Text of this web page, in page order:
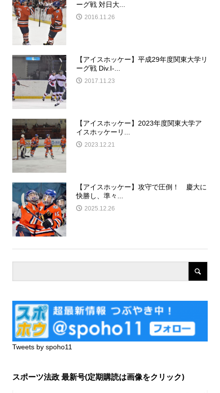
ーグ戦 対日大...
2016.11.26
【アイスホッケー】平成29年度関東大学リ
ーグ戦 Div.I-...
2017.11.23
【アイスホッケー】2023年度関東大学ア
イスホッケーリ...
2023.12.21
【アイスホッケー】攻守で圧倒！ 慶大に
快勝し、準々...
2025.12.26
Tweets by spoho11
スポーツ法政 最新号(定期購読は画像をクリック)